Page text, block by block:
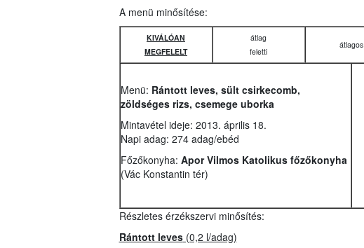
A menü minősítése:
KIVÁLÓAN
MEGFELELT
átlag
feletti
átlagos
Menü: Rántott leves, sült csirkecomb,
zöldséges rizs, csemege uborka
Mintavétel ideje: 2013. április 18.
Napi adag: 274 adag/ebéd
Főzőkonyha: Apor Vilmos Katolikus főzőkonyha
(Vác Konstantin tér)
Részletes érzékszervi minősítés:
Rántott leves(0,2 l/adag)